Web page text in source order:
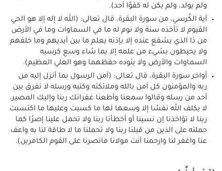
ولم يولد، ولم يكن له كفوًا أحد).
آية الكُرسي، من سورة البقرة، قال تعالى: (الله لا إله إلا هو الحي
القيوم لا تأخذه سنة ولا نوم له ما في السماوات وما في الأرض
من ذا الذي يشفع عنده إلا بإذنه يعلم ما بين أيديهم وما خلفهم
ولا يحيطون بشيء من علمه إلا بما شاء وسع كرسيه
السماوات والأرض ولا يئوده حفظهما وهو العلي العظيم).
أواخر سورة البقرة، قال تعالى: (آمن الرسول بما أنزل إليه من
ربه والمؤمنون كل آمن بالله وملائكته وكتبه ورسله لا نفرق بين
أحد من رسله وقالوا سمعنا وأطعنا غفرانك ربنا وإليك المصير،
لا يكلف الله نفسًا إلا وسعها لها ما كسبت وعليها ما اكتسبت
ربنا لا تؤاخذنا إن نسينا أو أخطأنا ربنا ولا تحمل علينا إصرًا كما
حملته على الذين من قبلنا ربنا ولا تحملنا ما لا طاقة لنا به واعف
عنا واغفر لنا وارحمنا أنت مولانا فانصرنا على القوم الكافرين).